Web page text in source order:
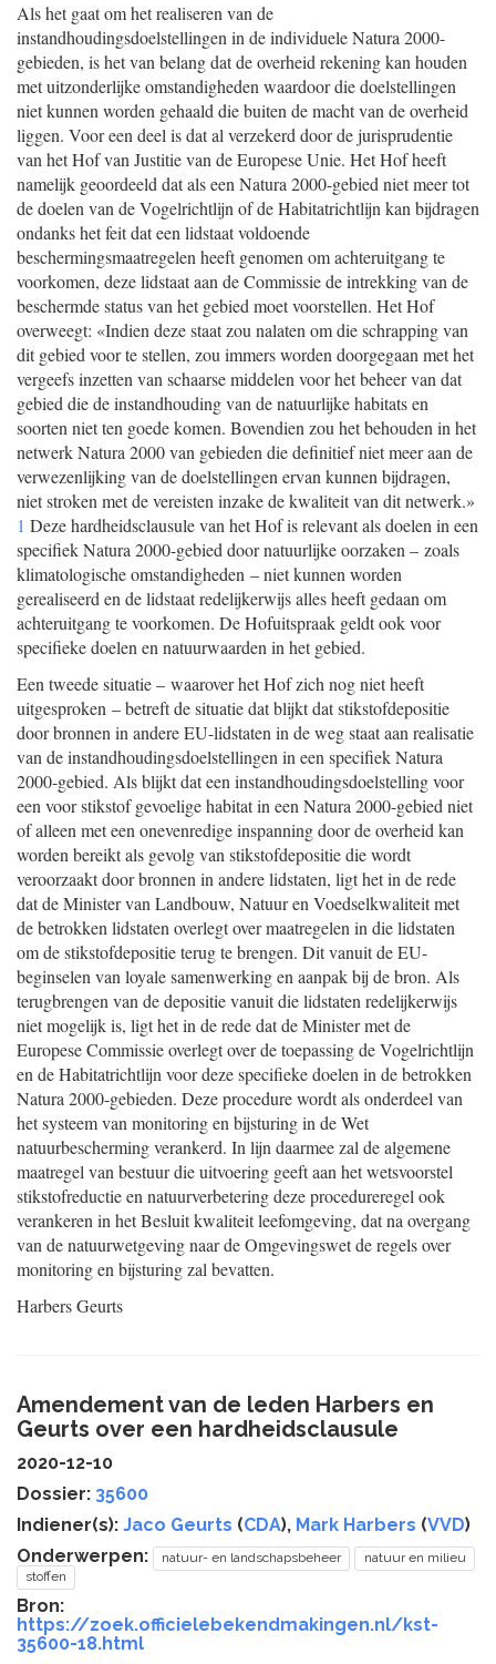
Als het gaat om het realiseren van de
instandhoudingsdoelstellingen in de individuele Natura 2000-
gebieden, is het van belang dat de overheid rekening kan houden
met uitzonderlijke omstandigheden waardoor die doelstellingen
niet kunnen worden gehaald die buiten de macht van de overheid
liggen. Voor een deel is dat al verzekerd door de jurisprudentie
van het Hof van Justitie van de Europese Unie. Het Hof heeft
namelijk geoordeeld dat als een Natura 2000-gebied niet meer tot
de doelen van de Vogelrichtlijn of de Habitatrichtlijn kan bijdragen
ondanks het feit dat een lidstaat voldoende
beschermingsmaatregelen heeft genomen om achteruitgang te
voorkomen, deze lidstaat aan de Commissie de intrekking van de
beschermde status van het gebied moet voorstellen. Het Hof
overweegt: «Indien deze staat zou nalaten om die schrapping van
dit gebied voor te stellen, zou immers worden doorgegaan met het
vergeefs inzetten van schaarse middelen voor het beheer van dat
gebied die de instandhouding van de natuurlijke habitats en
soorten niet ten goede komen. Bovendien zou het behouden in het
netwerk Natura 2000 van gebieden die definitief niet meer aan de
verwezenlijking van de doelstellingen ervan kunnen bijdragen,
niet stroken met de vereisten inzake de kwaliteit van dit netwerk.»
1 Deze hardheidsclausule van het Hof is relevant als doelen in een
specifiek Natura 2000-gebied door natuurlijke oorzaken – zoals
klimatologische omstandigheden – niet kunnen worden
gerealiseerd en de lidstaat redelijkerwijs alles heeft gedaan om
achteruitgang te voorkomen. De Hofuitspraak geldt ook voor
specifieke doelen en natuurwaarden in het gebied.
Een tweede situatie – waarover het Hof zich nog niet heeft
uitgesproken – betreft de situatie dat blijkt dat stikstofdepositie
door bronnen in andere EU-lidstaten in de weg staat aan realisatie
van de instandhoudingsdoelstellingen in een specifiek Natura
2000-gebied. Als blijkt dat een instandhoudingsdoelstelling voor
een voor stikstof gevoelige habitat in een Natura 2000-gebied niet
of alleen met een onevenredige inspanning door de overheid kan
worden bereikt als gevolg van stikstofdepositie die wordt
veroorzaakt door bronnen in andere lidstaten, ligt het in de rede
dat de Minister van Landbouw, Natuur en Voedselkwaliteit met
de betrokken lidstaten overlegt over maatregelen in die lidstaten
om de stikstofdepositie terug te brengen. Dit vanuit de EU-
beginselen van loyale samenwerking en aanpak bij de bron. Als
terugbrengen van de depositie vanuit die lidstaten redelijkerwijs
niet mogelijk is, ligt het in de rede dat de Minister met de
Europese Commissie overlegt over de toepassing de Vogelrichtlijn
en de Habitatrichtlijn voor deze specifieke doelen in de betrokken
Natura 2000-gebieden. Deze procedure wordt als onderdeel van
het systeem van monitoring en bijsturing in de Wet
natuurbescherming verankerd. In lijn daarmee zal de algemene
maatregel van bestuur die uitvoering geeft aan het wetsvoorstel
stikstofreductie en natuurverbetering deze procedureregel ook
verankeren in het Besluit kwaliteit leefomgeving, dat na overgang
van de natuurwetgeving naar de Omgevingswet de regels over
monitoring en bijsturing zal bevatten.
HarbersGeurts
Amendement van de leden Harbers en
Geurts over een hardheidsclausule
2020-12-10
Dossier: 35600
Indiener(s): Jaco Geurts (CDA), Mark Harbers (VVD)
Onderwerpen:
natuur- en landschapsbeheer
natuur en milieu
stoffen
Bron:
https://zoek.officielebekendmakingen.nl/kst-
35600-18.html